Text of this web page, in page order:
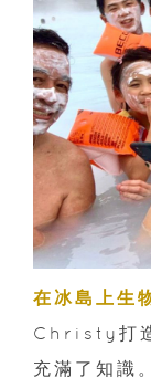
在冰島上生
Christy打造
充滿了知識